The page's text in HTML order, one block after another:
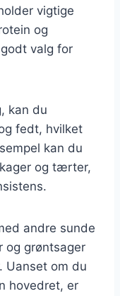
vigtige
og
valg for
kan du
fedt, hvilket
kan du
og tærter,
andre sunde
og grøntsager
Uanset om du
hovedret, er